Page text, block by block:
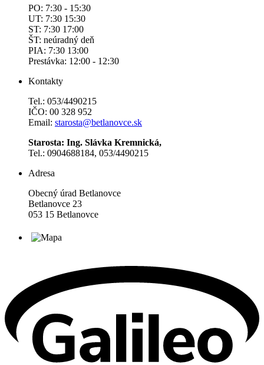
PO: 7:30 - 15:30
UT: 7:30 15:30
ST: 7:30 17:00
ŠT: neúradný deň
PIA: 7:30 13:00
Prestávka: 12:00 - 12:30
Kontakty
Tel.: 053/4490215
IČO: 00 328 952
Email: starosta@betlanovce.sk
Starosta: Ing. Slávka Kremnická,
Tel.: 0904688184, 053/4490215
Adresa
Obecný úrad Betlanovce
Betlanovce 23
053 15 Betlanovce